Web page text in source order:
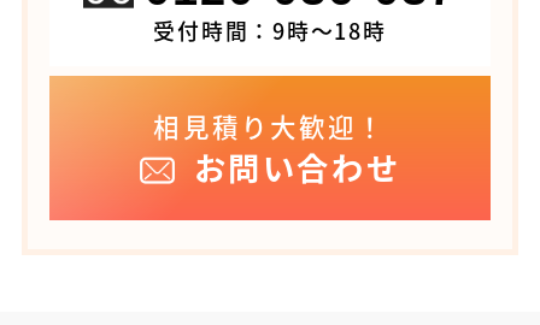
受付時間：9時～18時
相見積り大歓迎！
お問い合わせ